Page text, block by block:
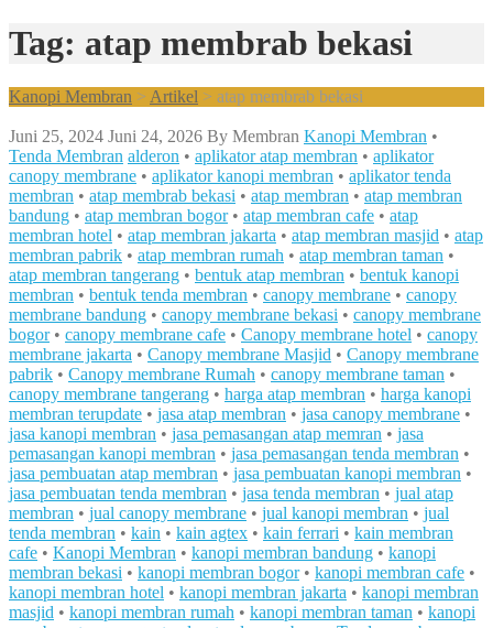
Tag: atap membrab bekasi
Kanopi Membran > Artikel > atap membrab bekasi
Juni 25, 2024 Juni 24, 2026 By Membran Kanopi Membran •
Tenda Membran alderon • aplikator atap membran • aplikator
canopy membrane • aplikator kanopi membran • aplikator tenda
membran • atap membrab bekasi • atap membran • atap membran
bandung • atap membran bogor• atap membran cafe • atap
membran hotel • atap membran jakarta • atap membran masjid • atap
membran pabrik • atap membran rumah • atap membran taman •
atap membran tangerang • bentuk atap membran • bentuk kanopi
membran • bentuk tenda membran • canopy membrane • canopy
membrane bandung • canopy membrane bekasi • canopy membrane
bogor• canopy membrane cafe • Canopy membrane hotel • canopy
membrane jakarta • Canopy membrane Masjid • Canopy membrane
pabrik • Canopy membrane Rumah • canopy membrane taman •
canopy membrane tangerang • harga atap membran • harga kanopi
membran terupdate • jasa atap membran • jasa canopy membrane •
jasa kanopi membran • jasa pemasangan atap memran • jasa
pemasangan kanopi membran • jasa pemasangan tenda membran •
jasa pembuatan atap membran • jasa pembuatan kanopi membran •
jasa pembuatan tenda membran • jasa tenda membran • jual atap
membran • jual canopy membrane • jual kanopi membran • jual
tenda membran • kain • kain agtex • kain ferrari • kain membran
cafe • Kanopi Membran • kanopi membran bandung • kanopi
membran bekasi • kanopi membran bogor• kanopi membran cafe •
kanopi membran hotel • kanopi membran jakarta • kanopi membran
masjid • kanopi membran rumah • kanopi membran taman • kanopi